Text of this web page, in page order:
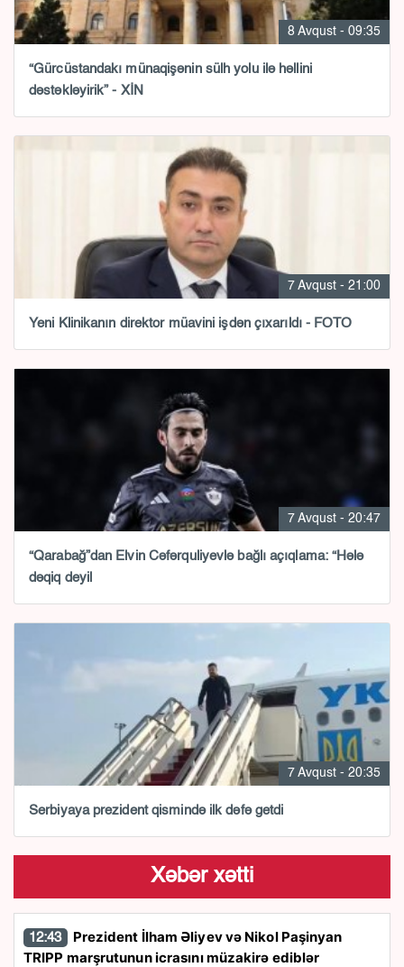
8 Avqust - 09:35
“Gürcüstandakı münaqişənin sülh yolu ilə həllini
dəstəkləyirik” - XİN
7 Avqust - 21:00
Yeni Klinikanın direktor müavini işdən çıxarıldı - FOTO
7 Avqust - 20:47
“Qarabağ”dan Elvin Cəfərquliyevlə bağlı açıqlama: “Hələ
dəqiq deyil
7 Avqust - 20:35
Serbiyaya prezident qismində ilk dəfə getdi
Xəbər xətti
12:43
TRIPP marşrutunun icrasını müzakirə ediblər